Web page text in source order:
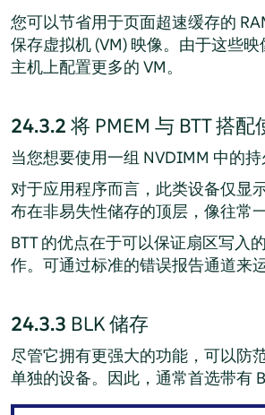
您可以节省用于页面超速缓存的
保存虚拟机 (VM) 映像。由于这些
主机上配置更多的 VM。
24.3.2 将 PMEM 与 BTT 搭配
当您想要使用一组 NVDIMM 中的
对于应用程序而言，此类设备仅显
布在非易失性储存的顶层，像往常
BTT 的优点在于可以保证扇区写入
作。可通过标准的错误报告通道来
24.3.3 BLK 储存
尽管它拥有更强大的功能，可以防
单独的设备。因此，通常首选带有